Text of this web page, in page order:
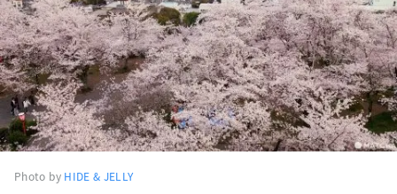
Photo by HIDE & JELLY